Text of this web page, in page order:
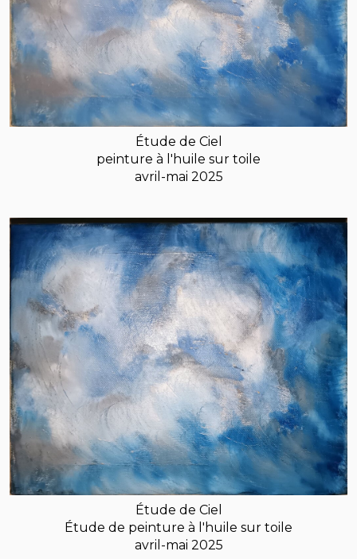
Étude de Ciel
peinture à l'huile sur toile
avril-mai 2025
Étude de Ciel
Étude de peinture à l'huile sur toile
avril-mai 2025